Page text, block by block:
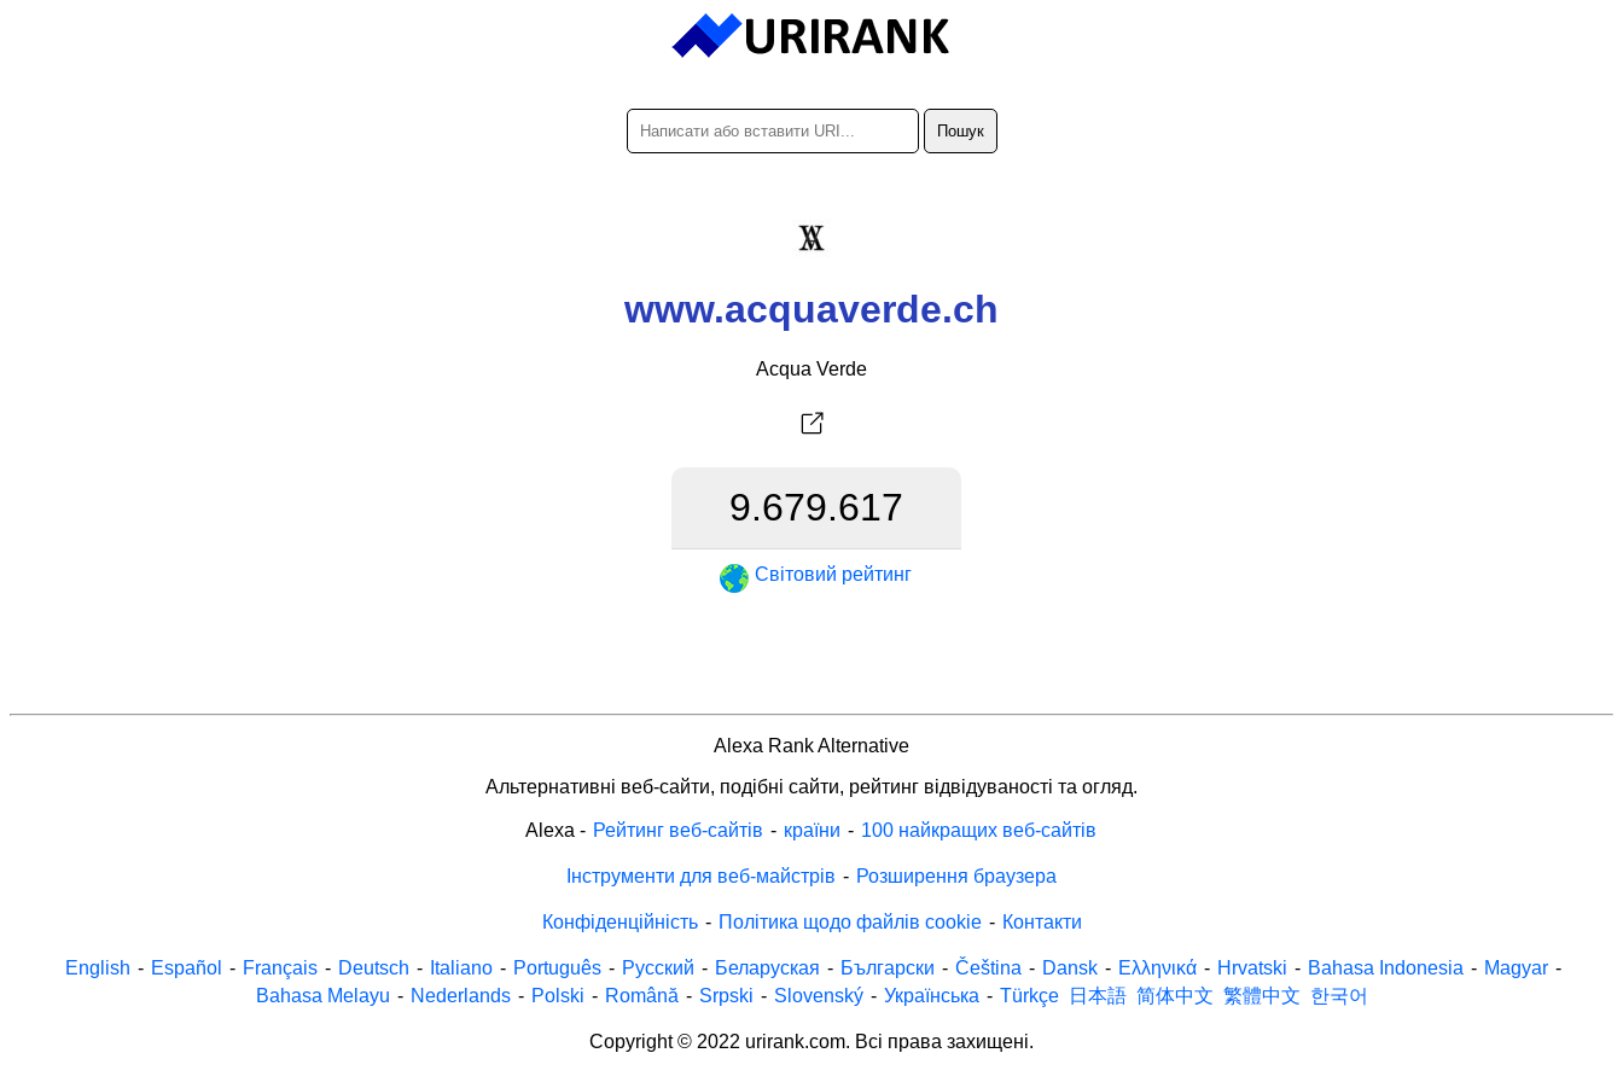
www.acquaverde.ch
Acqua Verde
9.679.617
Світовий рейтинг
Alexa Rank Alternative
Альтернативні веб-сайти, подібні сайти, рейтинг відвідуваності та огляд.
Alexa - Рейтинг веб-сайтів - країни - 100 найкращих веб-сайтів
Інструменти для веб-майстрів - Розширення браузера
Конфіденційність - Політика щодо файлів cookie - Контакти
English - Español - Français - Deutsch - Italiano - Português - Русский - Беларуская - Български - Čeština - Dansk - Ελληνικά - Hrvatski - Bahasa Indonesia - Magyar -
Bahasa Melayu - Nederlands - Polski - Română - Srpski - Slovenský - Українська - Türkçe 日本語 简体中文 繁體中文 한국어
Copyright © 2022 urirank.com. Всі права захищені.